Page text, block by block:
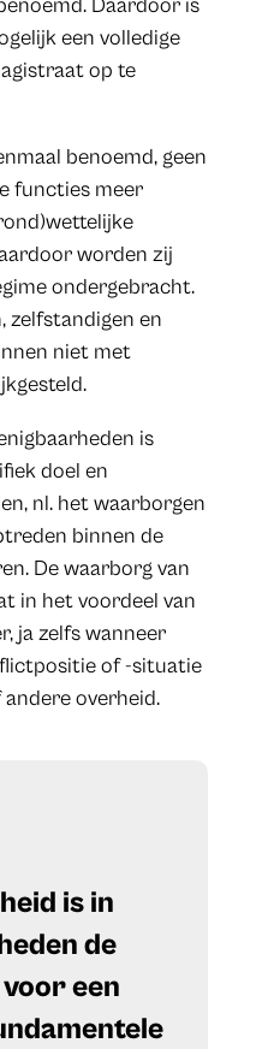
Daardoor is
een volledige
op te
benoemd, geen
functies meer
worden zij
ondergebracht.
zelfstandigen en
niet met
is
doel en
nl. het waarborgen
binnen de
De waarborg van
in het voordeel van
ja zelfs wanneer
of -situatie
overheid.
is in
de
een